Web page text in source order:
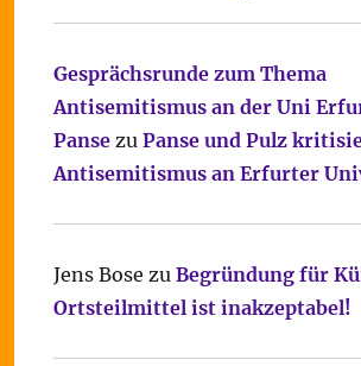
Gesprächsrunde zum Thema
Antisemitismus an der Uni
Pansezu Panse und Pulz
Antisemitismus an Erfurter
Jens Bose zu Begründung für
Ortsteilmittel ist inakzeptabel!